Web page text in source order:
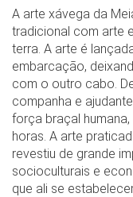
A arte xávega da
tradicional com arte
terra. A arte é
embarcação,
com o outro cabo.
companha e
força braçal
horas. A arte
revestiu de grande
socioculturais e
que ali se